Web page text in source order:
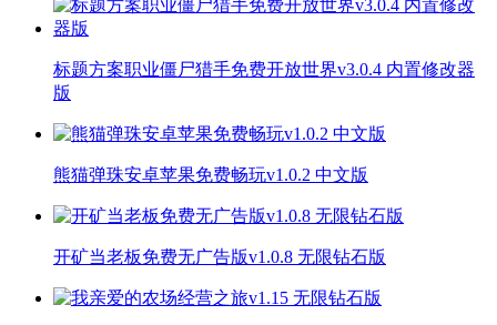
标题方案职业僵尸猎手免费开放世界v3.0.4 内置修改器
版
熊猫弹珠安卓苹果免费畅玩v1.0.2 中文版
开矿当老板免费无广告版v1.0.8 无限钻石版